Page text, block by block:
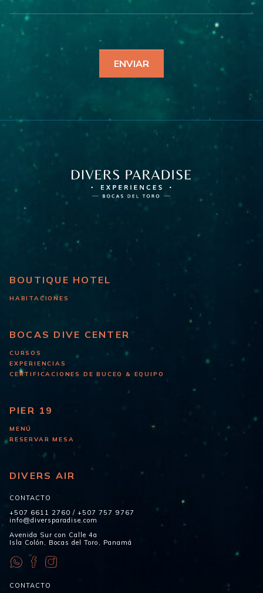
BOUTIQUE HOTEL
HABITACIONES
BOCAS DIVE CENTER
CURSOS
EXPERIENCIAS
CERTIFICACIONES DE BUCEO & EQUIPO
PIER 19
MENÚ
RESERVAR MESA
DIVERS AIR
CONTACTO
+507 6611 2760 /+507 757 9767
info@diversparadise.com
Avenida Sur con Calle 4a
Isla Colón, Bocas del Toro, Panamá
CONTACTO